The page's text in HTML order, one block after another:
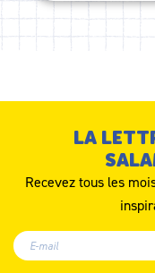
LA
Recevez tous les